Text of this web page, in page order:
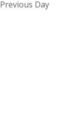
Previous Day